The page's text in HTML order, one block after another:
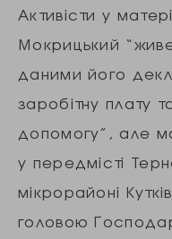
Активісти у
Мокрицький
даними його
заробітну плату
допомогу”, але
у передмісті
мікрорайоні
головою